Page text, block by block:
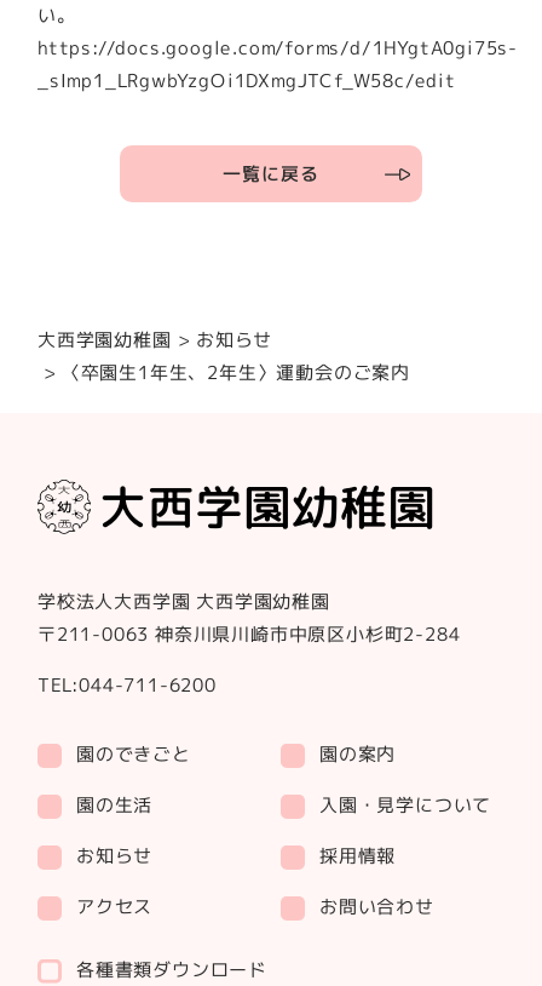
い。
https://docs.google.com/forms/d/1HYgtA0gi75s-
_sImp1_LRgwbYzgOi1DXmgJTCf_W58c/edit
一覧に戻る
大西学園幼稚園 お知らせ
〈卒園生1年生、2年生〉運動会のご案内
学校法人大西学園 大西学園幼稚園
〒211-0063 神奈川県川崎市中原区小杉町2-284
TEL:044-711-6200
園のできごと 園の案内
園の生活 入園・見学について
お知らせ
採用情報
アクセス
お問い合わせ
各種書類ダウンロード